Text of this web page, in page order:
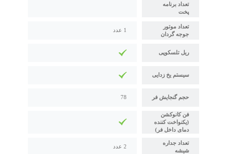
تعداد برنامه
پخت
تعداد موتور
جوجه گردان
1 عدد
ریل تلسکوپی
سیستم یخ زدایی
حجم گنجایش فر 78
فن کانوکشن
(یکنواخت کننده
دمای داخل فر)
تعداد جداره
شیشه
2 عدد